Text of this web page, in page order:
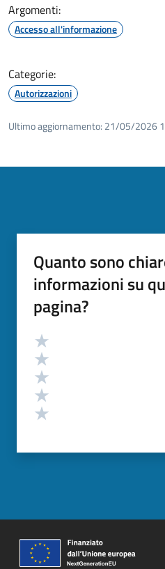
Argomenti:
Accesso all'informazione
Categorie:
Autorizzazioni
Ultimo aggiornamento: 21/05/2026
Quanto sono
informazioni su
pagina?
Valutazione